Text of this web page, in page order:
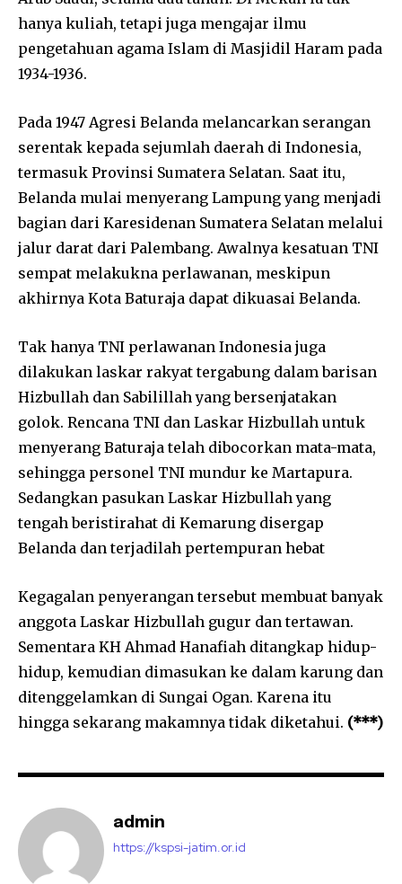
hanya kuliah, tetapi juga mengajar ilmu
pengetahuan agama Islam di Masjidil Haram pada
1934-1936.
Pada 1947 Agresi Belanda melancarkan serangan
serentak kepada sejumlah daerah di Indonesia,
termasuk Provinsi Sumatera Selatan. Saat itu,
Belanda mulai menyerang Lampung yang menjadi
bagian dari Karesidenan Sumatera Selatan melalui
jalur darat dari Palembang. Awalnya kesatuan TNI
sempat melakukna perlawanan, meskipun
akhirnya Kota Baturaja dapat dikuasai Belanda.
Tak hanya TNI perlawanan Indonesia juga
dilakukan laskar rakyat tergabung dalam barisan
Hizbullah dan Sabilillah yang bersenjatakan
golok. Rencana TNI dan Laskar Hizbullah untuk
menyerang Baturaja telah dibocorkan mata-mata,
sehingga personel TNI mundur ke Martapura.
Sedangkan pasukan Laskar Hizbullah yang
tengah beristirahat di Kemarung disergap
Belanda dan terjadilah pertempuran hebat
Kegagalan penyerangan tersebut membuat banyak
anggota Laskar Hizbullah gugur dan tertawan.
Sementara KH Ahmad Hanafiah ditangkap hidup-
hidup, kemudian dimasukan ke dalam karung dan
ditenggelamkan di Sungai Ogan. Karena itu
hingga sekarang makamnya tidak diketahui. (***)
admin
https://kspsi-jatim.or.id